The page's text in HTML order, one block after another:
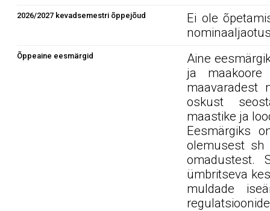
2026/2027 kevadsemestri õppejõud
Ei ole
Õppeaine eesmärgid
Aine
ja maakoore
maavaradest
oskust
maastike ja
Eesmärgiks
olemusest sh
omadustest.
ümbritseva
muldade